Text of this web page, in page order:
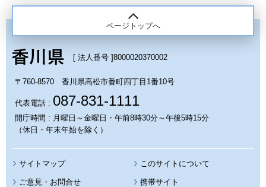
ページトップへ
[ 法人番号 ]8000020370002
〒760-8570 香川県高松市番町四丁目1番10号
代表電話 : 087-831-1111
開庁時間 : 月曜日～金曜日・午前8時30分～午後5時15分
（休日・年末年始を除く）
サイトマップ このサイトについて
携帯サイト